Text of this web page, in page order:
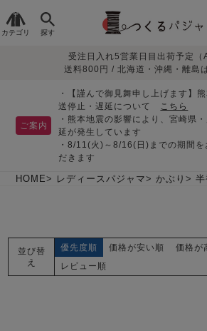
カテゴリ 探す
レディースパジャ
生地で
さがす
目的別で
さがす
敏感肌用
パジャマ
入院・介護
マタニティ
パジャマ
夏パジャマ特集
お支払い・送料・配送
について
受注日入れ5営業日目出荷予定（
送料800円 / 北海道・沖縄・離島
ご案内
・【謹んで御見舞申し上げます】
送停止・遅延について こちら
・熊本地震の影響により、宮崎県
延が発生しています
・8/11(火)～8/16(日)までの期間を
だきます
HOME レディースパジャマ かぶり
並び替
え
優先度順 価格が安い順 価格が
レビュー順